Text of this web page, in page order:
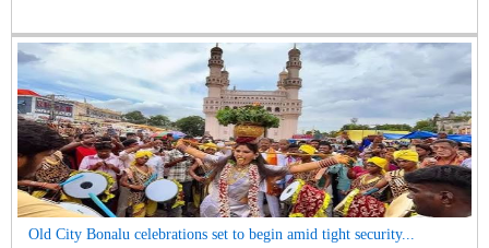
Old City Bonalu celebrations set to begin amid tight security...